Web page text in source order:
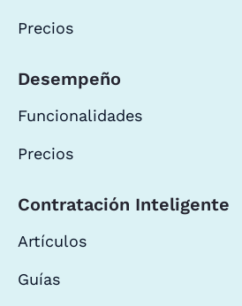
Precios
Desempeño
Funcionalidades
Precios
Contratación Inteligente
Artículos
Guías